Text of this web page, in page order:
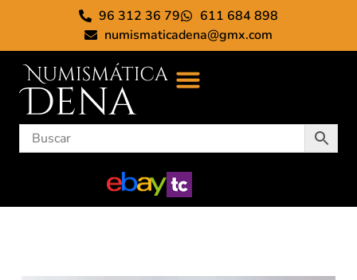
96 312 36 79
611 684 898
numismaticadena@gmx.com